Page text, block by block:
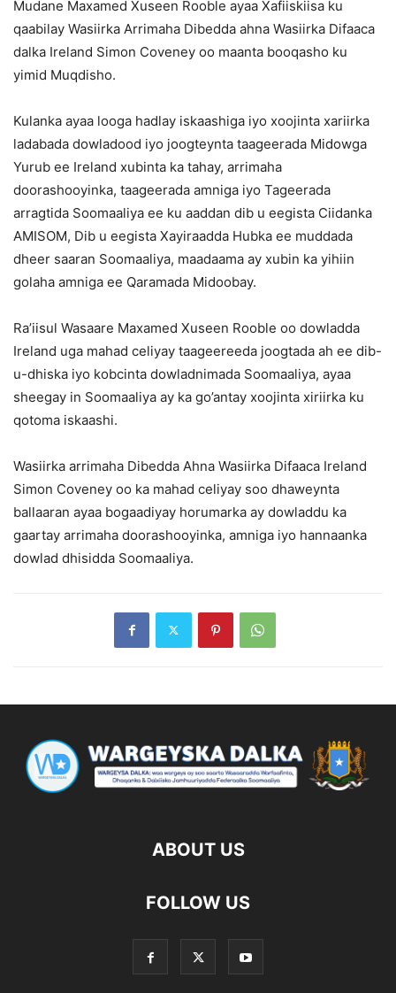
Mudane Maxamed Xuseen Rooble ayaa Xafiiskiisa ku
qaabilay Wasiirka Arrimaha Dibedda ahna Wasiirka Difaaca
dalka Ireland Simon Coveney oo maanta booqasho ku
yimid Muqdisho.
Kulanka ayaa looga hadlay iskaashiga iyo xoojinta xariirka
ladabada dowladood iyo joogteynta taageerada Midowga
Yurub ee Ireland xubinta ka tahay, arrimaha
doorashooyinka, taageerada amniga iyo Tageerada
arragtida Soomaaliya ee ku aaddan dib u eegista Ciidanka
AMISOM, Dib u eegista Xayiraadda Hubka ee muddada
dheer saaran Soomaaliya, maadaama ay xubin ka yihiin
golaha amniga ee Qaramada Midoobay.
Ra’iisul Wasaare Maxamed Xuseen Rooble oo dowladda
Ireland uga mahad celiyay taageereeda joogtada ah ee dib-
u-dhiska iyo kobcinta dowladnimada Soomaaliya, ayaa
sheegay in Soomaaliya ay ka go’antay xoojinta xiriirka ku
qotoma iskaashi.
Wasiirka arrimaha Dibedda Ahna Wasiirka Difaaca Ireland
Simon Coveney oo ka mahad celiyay soo dhaweynta
ballaaran ayaa bogaadiyay horumarka ay dowladdu ka
gaartay arrimaha doorashooyinka, amniga iyo hannaanka
dowlad dhisidda Soomaaliya.
ABOUT US
FOLLOW US